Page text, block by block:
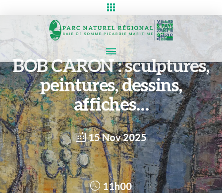
BOB CARON : sculptures,
peintures, dessins,
affiches…
15 Nov 2025
11h00